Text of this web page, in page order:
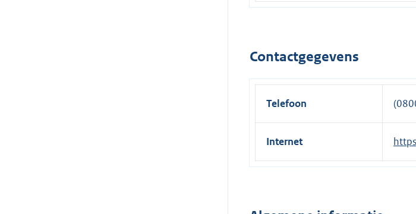
Contactgegevens
Telefoon
Internet
E
x